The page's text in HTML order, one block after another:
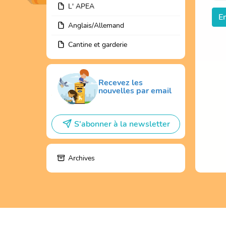
L' APEA
Anglais/Allemand
Cantine et garderie
Recevez les
nouvelles par email
S'abonner à la newsletter
Archives